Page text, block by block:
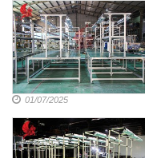
01/07/2025